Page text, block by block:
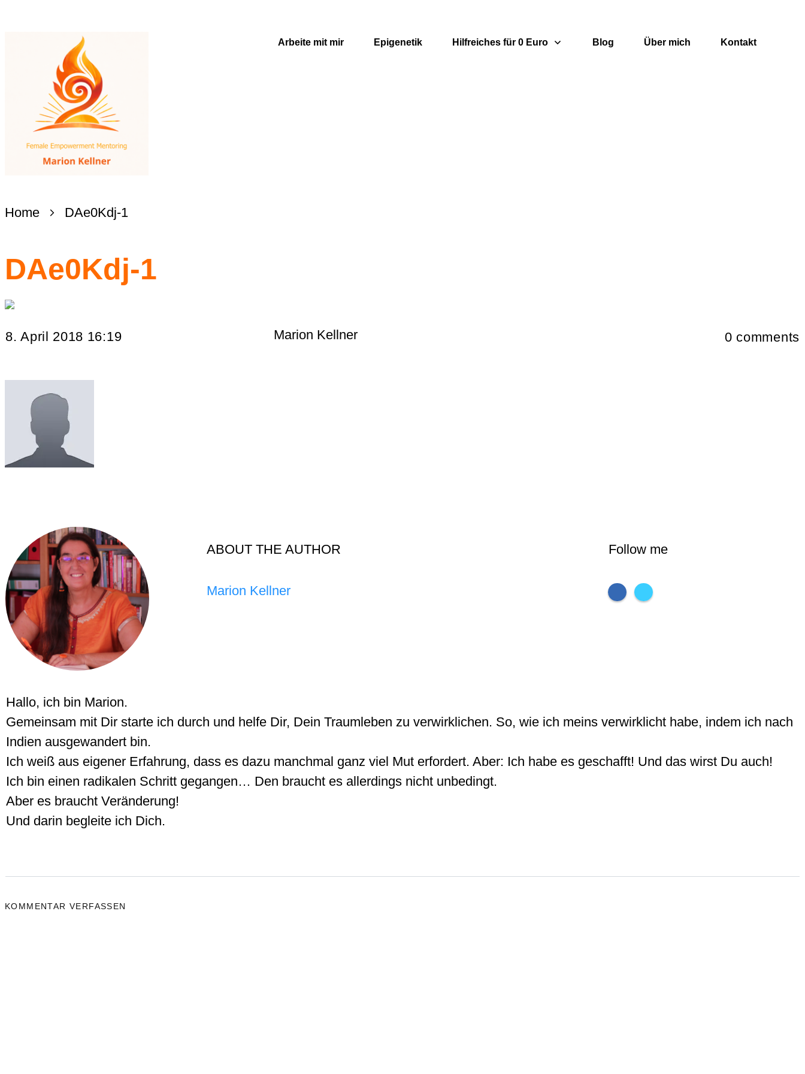
Arbeite mit mir Epigenetik Hilfreiches für 0 Euro Blog Über mich Kontakt
Home DAe0Kdj-1
DAe0Kdj-1
8. April 2018 16:19 Marion Kellner 0 comments
ABOUT THE AUTHOR
Marion Kellner
Follow me
Hallo, ich bin Marion.
Gemeinsam mit Dir starte ich durch und helfe Dir, Dein Traumleben zu verwirklichen. So, wie ich meins verwirklicht habe, indem ich nach
Indien ausgewandert bin.
Ich weiß aus eigener Erfahrung, dass es dazu manchmal ganz viel Mut erfordert. Aber: Ich habe es geschafft! Und das wirst Du auch!
Ich bin einen radikalen Schritt gegangen… Den braucht es allerdings nicht unbedingt.
Aber es braucht Veränderung!
Und darin begleite ich Dich.
KOMMENTAR VERFASSEN